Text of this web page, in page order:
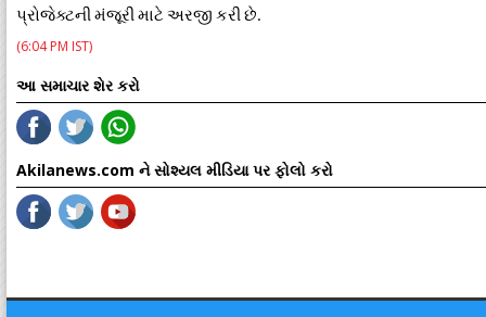
પ્રોજેક્ટનીમંજૂરીમાટે અરજી કરીછે.
(6:04 PM IST)
આ સમાચાર શેર કરો
Akilanews.com ને સોશ્યલ મીડિયા પર ફોલો કરો